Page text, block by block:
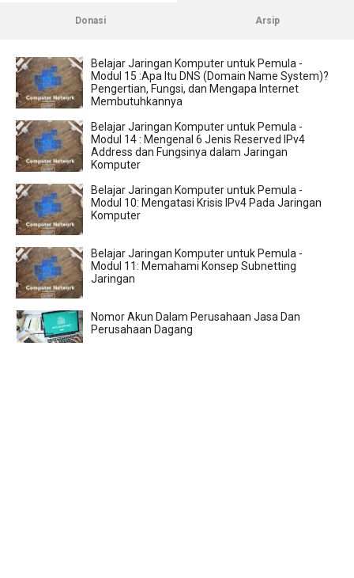
Donasi Arsip
Belajar Jaringan Komputer untuk Pemula -
Modul 15 :Apa Itu DNS (Domain Name System)?
Pengertian, Fungsi, dan Mengapa Internet
Membutuhkannya
Belajar Jaringan Komputer untuk Pemula -
Modul 14 : Mengenal 6 Jenis Reserved IPv4
Address dan Fungsinya dalam Jaringan
Komputer
Belajar Jaringan Komputer untuk Pemula -
Modul 10: Mengatasi Krisis IPv4 Pada Jaringan
Komputer
Belajar Jaringan Komputer untuk Pemula -
Modul 11: Memahami Konsep Subnetting
Jaringan
Nomor Akun Dalam Perusahaan Jasa Dan
Perusahaan Dagang